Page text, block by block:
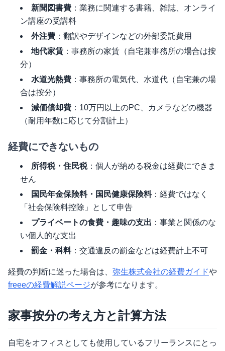
新聞図書費 ：業務に関連する書籍、雑誌、オンライ
ン講座の受講料
外注費 ：翻訳やデザインなどの外部委託費用
地代家賃 ：事務所の家賃（自宅兼事務所の場合は按
分）
水道光熱費 ：事務所の電気代、水道代（自宅兼の場
合は按分）
減価償却費 ：10万円以上のPC、カメラなどの機器
（耐用年数に応じて分割計上）
経費にできないもの
所得税・住民税：個人が納める税金は経費にできま
せん
国民年金保険料・国民健康保険料：経費ではなく
「社会保険料控除」として申告
プライベートの食費・趣味の支出 ：事業と関係のな
い個人的な支出
罰金・科料：交通違反の罰金などは経費計上不可
経費の判断に迷った場合は、 弥生株式会社の経費ガイドや
freeeの経費解説ページが参考になります。
家事按分の考え方と計算方法
自宅をオフィスとしても使用しているフリーランスにとっ